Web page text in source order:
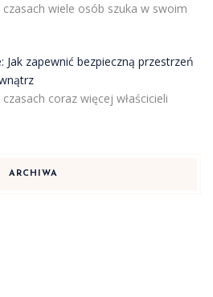
czasach wiele osób szuka w swoim
Jak zapewnić bezpieczną przestrzeń
coraz więcej właścicieli
ARCHIWA